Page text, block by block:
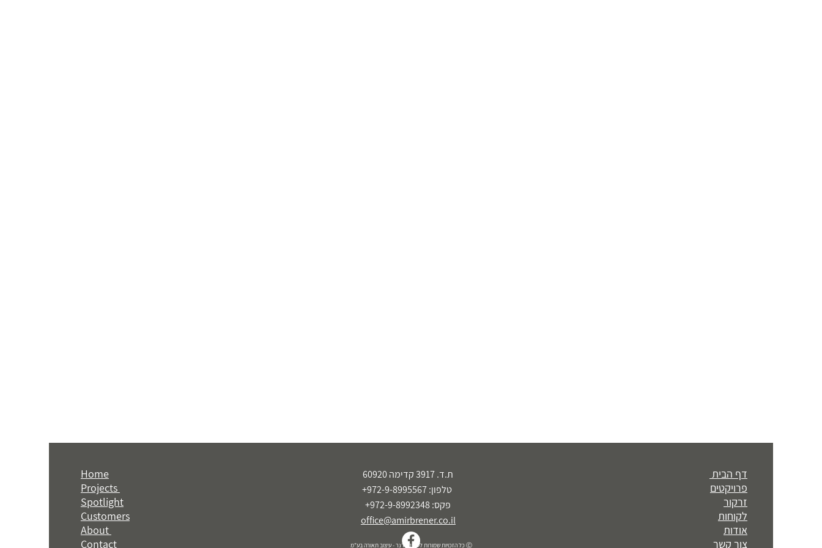
Home
Projects
Spotlight
Customers
About
Contact
ת.ד. 3917 קדימה 60920
טלפון: 972-9-8995567+
פקס: 972-9-8992348+
office@amirbrener.co.il
Ⓒ כל הזכויות שמורות לעמיר ברנר - עיצוב תאורה בע"מ
דף הבית
פרויקטים
זרקור
לקוחות
אודות
צור קשר